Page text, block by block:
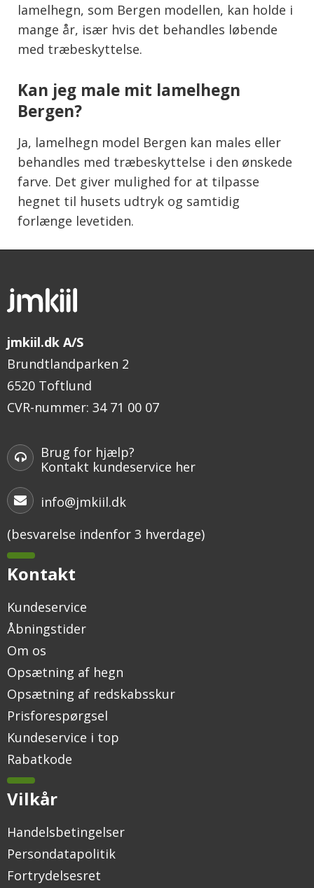
lamelhegn, som Bergen modellen, kan holde i
mange år, især hvis det behandles løbende
med træbeskyttelse.
Kan jeg male mit lamelhegn
Bergen?
Ja, lamelhegn model Bergen kan males eller
behandles med træbeskyttelse i den ønskede
farve. Det giver mulighed for at tilpasse
hegnet til husets udtryk og samtidig
forlænge levetiden.
jmkiil.dk A/S
Brundtlandparken 2
6520 Toftlund
CVR-nummer: 34 71 00 07
Brug for hjælp?
Kontakt kundeservice her
info@jmkiil.dk
(besvarelse indenfor 3 hverdage)
Kontakt
Kundeservice
Åbningstider
Om os
Opsætning af hegn
Opsætning af redskabsskur
Prisforespørgsel
Kundeservice i top
Rabatkode
Vilkår
Handelsbetingelser
Persondatapolitik
Fortrydelsesret